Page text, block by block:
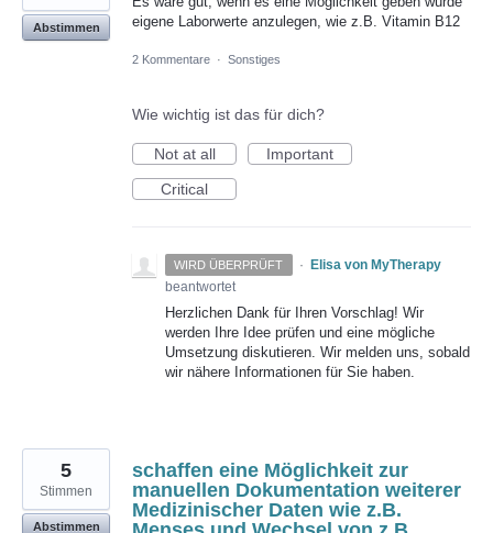
eigene Laborwerte anzulegen, wie z.B. Vitamin B12
Abstimmen
2 Kommentare · Sonstiges
Wie wichtig ist das für dich?
Not at all
Important
Critical
WIRD ÜBERPRÜFT ·
Elisa von MyTherapy
beantwortet
Herzlichen Dank für Ihren Vorschlag! Wir
werden Ihre Idee prüfen und eine mögliche
Umsetzung diskutieren. Wir melden uns, sobald
wir nähere Informationen für Sie haben.
schaffen eine Möglichkeit zur
manuellen Dokumentation weiterer
Medizinischer Daten wie z.B.
5
Stimmen
Abstimmen